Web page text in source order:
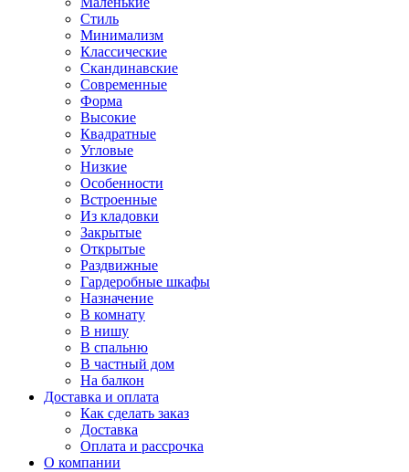
Стиль
Минимализм
Классические
Скандинавские
Современные
Форма
Высокие
Квадратные
Угловые
Низкие
Особенности
Встроенные
Из кладовки
Закрытые
Открытые
Раздвижные
Гардеробные шкафы
Назначение
В комнату
В нишу
В спальню
В частный дом
На балкон
Доставка и оплата
Как сделать заказ
Доставка
Оплата и рассрочка
О компании